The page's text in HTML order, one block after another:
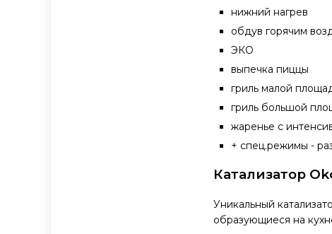
нижний нагрев
обдув горячим
ЭКО
выпечка пиццы
гриль малой
гриль большой
жаренье с
+ спец.режимы -
Катализатор
Уникальный
образующиеся на